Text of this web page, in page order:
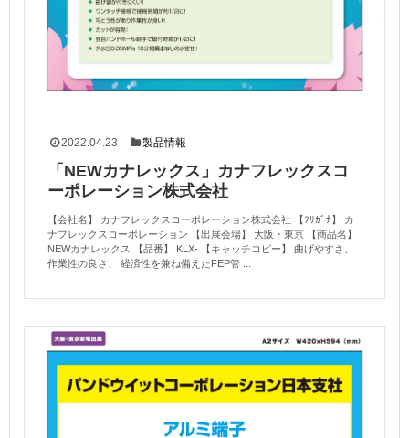
2022.04.23 製品情報
「NEWカナレックス」カナフレックスコ
ーポレーション株式会社
【会社名】 カナフレックスコーポレーション株式会社 【ﾌﾘｶﾞﾅ】 カ
ナフレックスコーポレーション 【出展会場】 大阪・東京 【商品名】
NEWカナレックス 【品番】 KLX- 【キャッチコピー】 曲げやすさ、
作業性の良さ、 経済性を兼ね備えたFEP管 ...